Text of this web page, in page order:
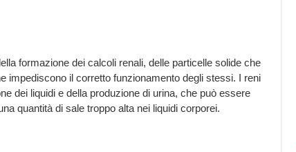
formazione dei calcoli renali, delle particelle solide che
impediscono il corretto funzionamento degli stessi. I reni
dei liquidi e della produzione di urina, che può essere
quantità di sale troppo alta nei liquidi corporei.